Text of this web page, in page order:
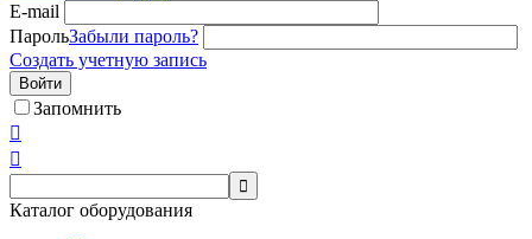
E-mail
ПарольЗабыли пароль?
Создать учетную запись
Войти
Запомнить



Каталог оборудования